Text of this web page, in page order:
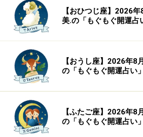
【おひつじ座】2026
美.の「もぐもぐ開運占
【おうし座】2026年8
の「もぐもぐ開運占い」
【ふたご座】2026年8
の「もぐもぐ開運占い」